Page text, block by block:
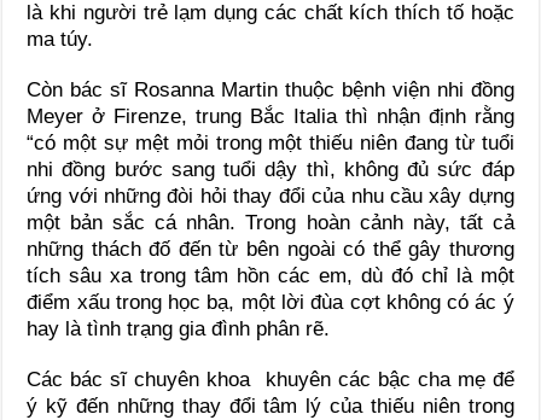
là khi người trẻ lạm dụng các chất kích thích tố hoặc
ma túy.
Còn bác sĩ Rosanna Martin thuộc bệnh viện nhi đồng
Meyer ở Firenze, trung Bắc Italia thì nhận định rằng
“có một sự mệt mỏi trong một thiếu niên đang từ tuổi
nhi đồng bước sang tuổi dậy thì, không đủ sức đáp
ứng với những đòi hỏi thay đổi của nhu cầu xây dựng
một bản sắc cá nhân. Trong hoàn cảnh này, tất cả
những thách đố đến từ bên ngoài có thể gây thương
tích sâu xa trong tâm hồn các em, dù đó chỉ là một
điểm xấu trong học bạ, một lời đùa cợt không có ác ý
hay là tình trạng gia đình phân rẽ.
Các bác sĩ chuyên khoa khuyên các bậc cha mẹ để
ý kỹ đến những thay đổi tâm lý của thiếu niên trong